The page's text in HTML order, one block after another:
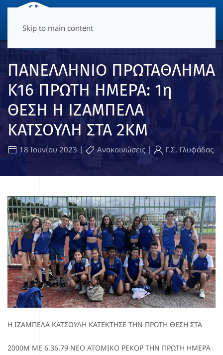
Skip to main content
ΠΑΝΕΛΛΗΝΙΟ ΠΡΩΤΑΘΛΗΜΑ
Κ16 ΠΡΩΤΗ ΗΜΕΡΑ: 1η
ΘΕΣΗ Η ΙΖΑΜΠΕΛΑ
ΚΑΤΣΟΥΛΗ ΣΤΑ 2ΚΜ
18 Ιουνίου 2023 | Ανακοινώσεις | Γ.Σ. Γλυφάδας
Η ΙΖΑΜΠΕΛΑ ΚΑΤΣΟΥΛΗ ΚΑΤΕΚΤΗΣΕ ΤΗΝ ΠΡΩΤΗ ΘΕΣΗ ΣΤΑ
2000Μ ΜΕ 6.36.79 ΝΕΟ ΑΤΟΜΙΚΟ ΡΕΚΟΡ ΤΗΝ ΠΡΩΤΗ ΗΜΕΡΑ